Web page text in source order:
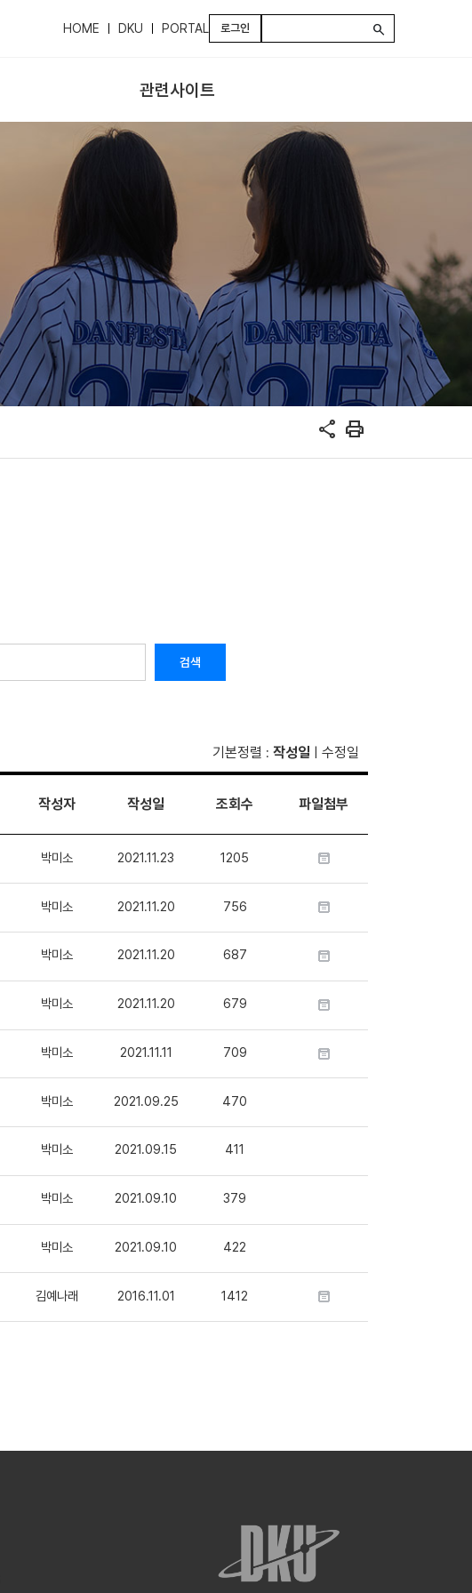
HOME DKU PORTAL 로그인 search
관련사이트
share print
검색
기본정렬 : 작성일 수정일
작성자 작성일 조회수 파일첨부
박미소 2021.11.23 1205
박미소 2021.11.20 756
박미소 2021.11.20 687
박미소 2021.11.20 679
박미소 2021.11.11 709
박미소 2021.09.25 470
박미소 2021.09.15 411
박미소 2021.09.10 379
박미소 2021.09.10 422
김예나래 2016.11.01 1412